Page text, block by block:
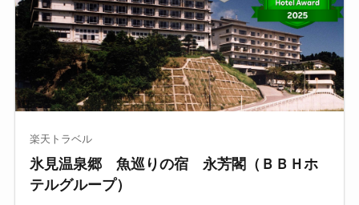
楽天トラベル
氷見温泉郷 魚巡りの宿 永芳閣（ＢＢＨホ
テルグループ）